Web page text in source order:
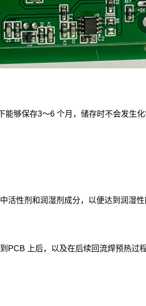
够保存3～6 个月，储存时不会发生
性剂和润湿剂成分，以便达到润湿性
PCB 上后，以及在后续回流焊预热过